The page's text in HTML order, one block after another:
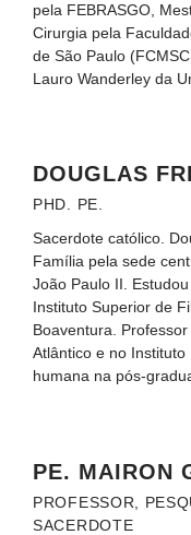
pela FEBRASGO,
Cirurgia pela
de São Paulo
Lauro Wanderley da
DOUGLAS
PHD. PE.
Sacerdote católico.
Família pela sede
João Paulo II.
Instituto Superior de
Boaventura.
Atlântico e no
humana na pós-
PE. MAIRON
PROFESSOR,
SACERDOTE